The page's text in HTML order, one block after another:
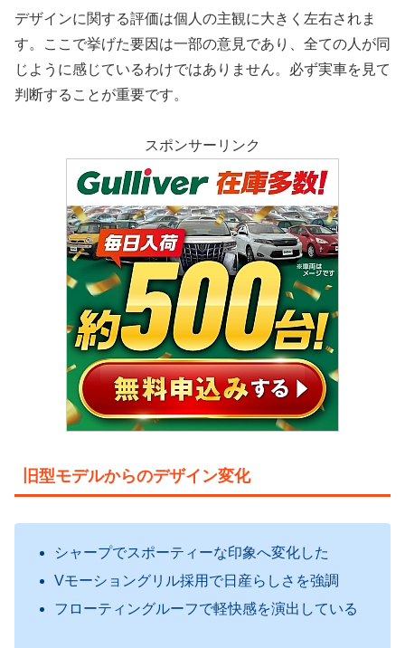
デザインに関する評価は個人の主観に大きく左右されま
す。ここで挙げた要因は一部の意見であり、全ての人が同
じように感じているわけではありません。必ず実車を見て
判断することが重要です。
スポンサーリンク
旧型モデルからのデザイン変化
シャープでスポーティーな印象へ変化した
Vモーショングリル採用で日産らしさを強調
フローティングルーフで軽快感を演出している